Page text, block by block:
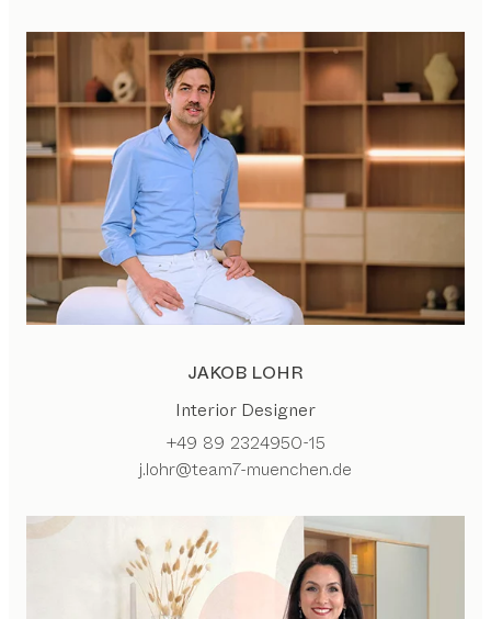
JAKOB LOHR
Interior Designer
+49 89 2324950-15
j.lohr@team7-muenchen.de